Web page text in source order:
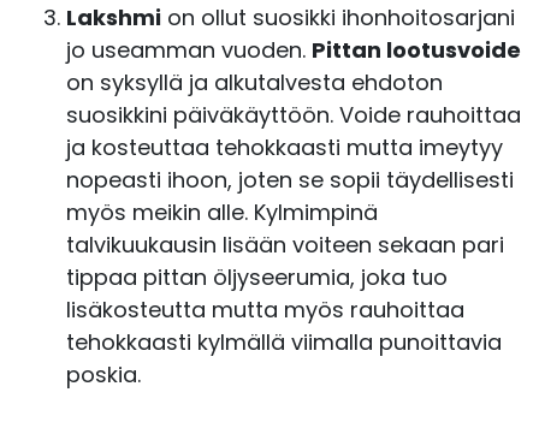
Lakshmi on ollut suosikki ihonhoitosarjani
jo useamman vuoden. Pittan lootusvoide
on syksyllä ja alkutalvesta ehdoton
suosikkini päiväkäyttöön. Voide rauhoittaa
ja kosteuttaa tehokkaasti mutta imeytyy
nopeasti ihoon, joten se sopii täydellisesti
myös meikin alle. Kylmimpinä
talvikuukausin lisään voiteen sekaan pari
tippaa pittan öljyseerumia, joka tuo
lisäkosteutta mutta myös rauhoittaa
tehokkaasti kylmällä viimalla punoittavia
poskia.